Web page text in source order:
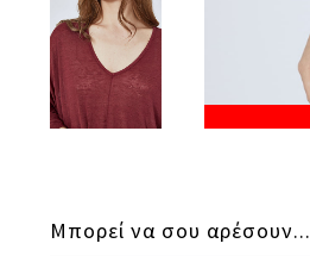
Μπορεί να σου αρέσουν...